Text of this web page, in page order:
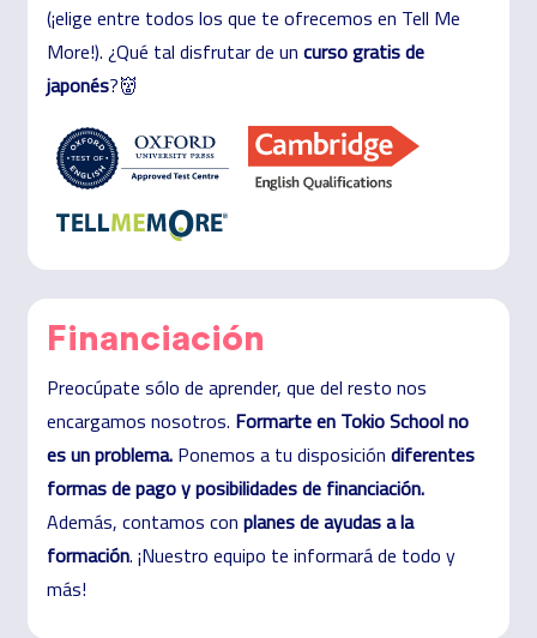
(¡elige entre todos los que te ofrecemos en Tell Me
More!). ¿Qué tal disfrutar de un curso gratis de
japonés?👹
Financiación
Preocúpate sólo de aprender, que del resto nos
encargamos nosotros. Formarte en TokioSchoolno
es un problema. Ponemos a tu disposición diferentes
formas de pago y posibilidades de financiación.
Además, contamos con planes de ayudas a la
formación. ¡Nuestro equipo te informará de todo y
más!